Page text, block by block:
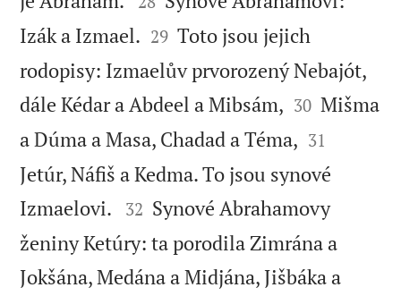
Izák a Izmael. 

29 Toto jsou jejich
rodopisy: Izmaelův prvorozený Nebajót,
dále Kédar a Abdeel a Mibsám, 

30 Mišma
a Dúma a Masa, Chadad a Téma, 

31
Jetúr, Náfiš a Kedma. To jsou synové
Izmaelovi. 

32 Synové Abrahamovy
ženiny Ketúry: ta porodila Zimrána a
Jokšána, Medána a Midjána, Jišbáka a